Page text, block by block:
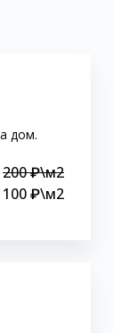
дом.
200 ₽\м2
100 ₽\м2